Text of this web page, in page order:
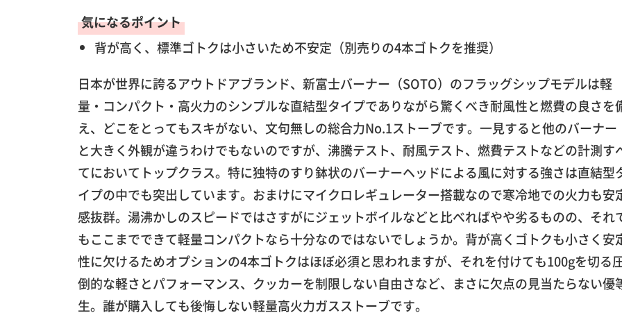
気になるポイント
背が高く、標準ゴトクは小さいため不安定（別売りの4本ゴトクを推奨）
日本が世界に誇るアウトドアブランド、新富士バーナー（SOTO）のフラッグシップモデルは軽
量・コンパクト・高火力のシンプルな直結型タイプでありながら驚くべき耐風性と燃費の良さを
え、どこをとってもスキがない、文句無しの総合力No.1ストーブです。一見すると他のバーナー
と大きく外観が違うわけでもないのですが、沸騰テスト、耐風テスト、燃費テストなどの計測す
てにおいてトップクラス。特に独特のすり鉢状のバーナーヘッドによる風に対する強さは直結型
イプの中でも突出しています。おまけにマイクロレギュレーター搭載なので寒冷地での火力も安
感抜群。湯沸かしのスピードではさすがにジェットボイルなどと比べればやや劣るものの、それ
もここまでできて軽量コンパクトなら十分なのではないでしょうか。背が高くゴトクも小さく安
性に欠けるためオプションの4本ゴトクはほぼ必須と思われますが、それを付けても100gを切る
倒的な軽さとパフォーマンス、クッカーを制限しない自由さなど、まさに欠点の見当たらない優
生。誰が購入しても後悔しない軽量高火力ガスストーブです。